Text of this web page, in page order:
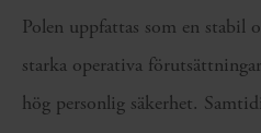
Polen uppfattas som en stabil
starka operativa
hög personlig säkerhet.